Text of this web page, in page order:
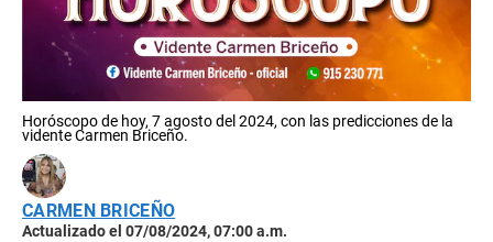
Horóscopo de hoy, 7 agosto del 2024, con las predicciones de la
vidente Carmen Briceño.
CARMEN BRICEÑO
Actualizado el 07/08/2024, 07:00 a.m.